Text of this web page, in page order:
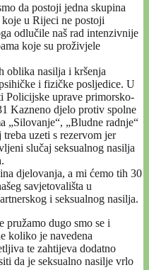
da postoji jedna skupina
u Rijeci ne postoji
odlučile naš rad intenzivnije
koje su proživjele
oblika nasilja i kršenja
i fizičke posljedice. U
Policijske uprave primorsko-
Kazneno djelo protiv spolne
„Silovanje“, „Bludne radnje“
uzeti s rezervom jer
slučaj seksualnog nasilja
djelovanja, a mi ćemo tih 30
savjetovališta u
i seksualnog nasilja.
pružamo dugo smo se i
koliko je navedena
te zahtijeva dodatno
da je seksualno nasilje vrlo